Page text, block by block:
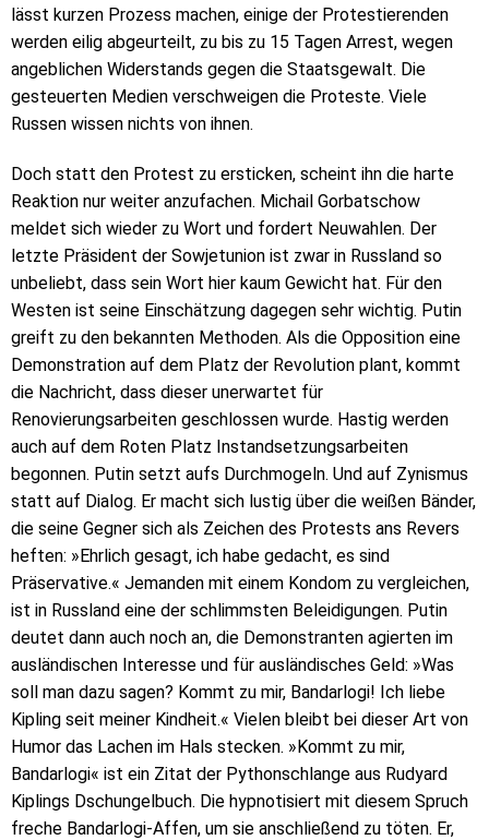
lässt kurzen Prozess machen, einige der Protestierenden
werden eilig abgeurteilt, zu bis zu 15 Tagen Arrest, wegen
angeblichen Widerstands gegen die Staatsgewalt. Die
gesteuerten Medien verschweigen die Proteste. Viele
Russen wissen nichts von ihnen.
Doch statt den Protest zu ersticken, scheint ihn die harte
Reaktion nur weiter anzufachen. Michail Gorbatschow
meldet sich wieder zu Wort und fordert Neuwahlen. Der
letzte Präsident der Sowjetunion ist zwar in Russland so
unbeliebt, dass sein Wort hier kaum Gewicht hat. Für den
Westen ist seine Einschätzung dagegen sehr wichtig. Putin
greift zu den bekannten Methoden. Als die Opposition eine
Demonstration auf dem Platz der Revolution plant, kommt
die Nachricht, dass dieser unerwartet für
Renovierungsarbeiten geschlossen wurde. Hastig werden
auch auf dem Roten Platz Instandsetzungsarbeiten
begonnen. Putin setzt aufs Durchmogeln. Und auf Zynismus
statt auf Dialog. Er macht sich lustig über die weißen Bänder,
die seine Gegner sich als Zeichen des Protests ans Revers
heften: »Ehrlich gesagt, ich habe gedacht, es sind
Präservative.« Jemanden mit einem Kondom zu vergleichen,
ist in Russland eine der schlimmsten Beleidigungen. Putin
deutet dann auch noch an, die Demonstranten agierten im
ausländischen Interesse und für ausländisches Geld: »Was
soll man dazu sagen? Kommt zu mir, Bandarlogi! Ich liebe
Kipling seit meiner Kindheit.« Vielen bleibt bei dieser Art von
Humor das Lachen im Hals stecken. »Kommt zu mir,
Bandarlogi« ist ein Zitat der Pythonschlange aus Rudyard
Kiplings Dschungelbuch. Die hypnotisiert mit diesem Spruch
freche Bandarlogi-Affen, um sie anschließend zu töten. Er,